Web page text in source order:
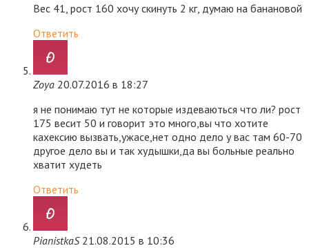
Вес 41, рост 160 хочу скинуть 2 кг, думаю на банановой
Ответить
Zoya 20.07.2016 в 18:27
я не понимаю тут не которые издеваються что ли? рост
175 весит 50 и говорит это много,вы что хотите
кахексию вызвать,ужасе,нет одно дело у вас там 60-70
другое дело вы и так худышки,да вы больные реально
хватит худеть
Ответить
PianistkaS 21.08.2015 в 10:36